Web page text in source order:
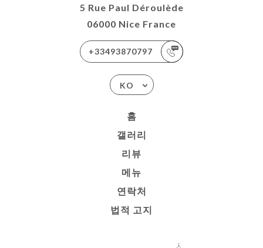
5 Rue Paul Déroulède
06000 Nice France
+33493870797
KO
홈
갤러리
리뷰
메뉴
연락처
법적 고지